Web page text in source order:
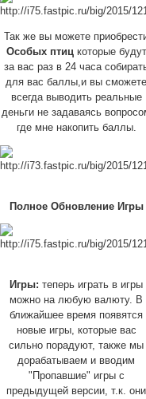
Так же вы можете
Особых птицкоторые будут
за вас раз в 24 часа
для вас баллы,и вы
всегда выводить реальные
деньги не задаваясь
где мне накопить баллы.
Полное Обновление Игры
Игры: теперь играть в игры
можно на любую валюту. В
ближайшее время появятся
новые игры, которые вас
сильно порадуют, также мы
дорабатываем и вводим
"Пропавшие" игры с
предыдущей версии, т.к. они